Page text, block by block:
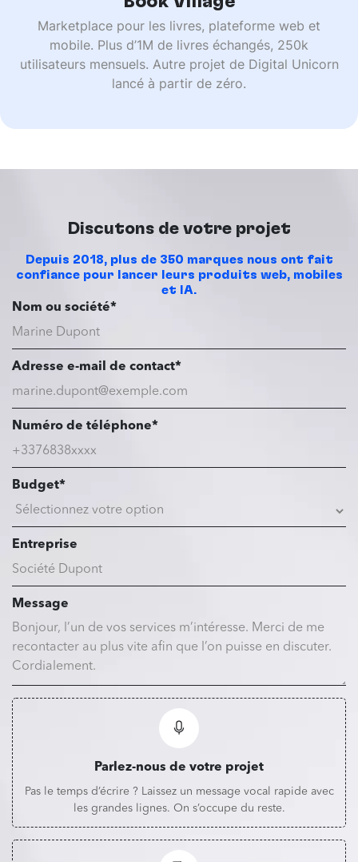
Marketplace pour les livres, plateforme web et
mobile. Plus d’1M de livres échangés, 250k
utilisateurs mensuels. Autre projet de Digital Unicorn
lancé à partir de zéro.
Discutons de votre projet
Depuis 2018, plus de 350 marques nous ont fait
confiance pour lancer leurs produits web, mobiles
et IA.
Nom ou société*
Adresse e-mail de contact*
Numéro de téléphone*
Budget*
Entreprise
Message
Parlez-nous de votre projet
Pas le temps d’écrire ? Laissez un message vocal rapide avec
les grandes lignes. On s’occupe du reste.